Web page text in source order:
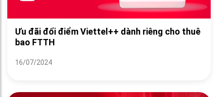
Ưu đãi đổi điểm Viettel++ dành riêng cho thuê
bao FTTH
16/07/2024